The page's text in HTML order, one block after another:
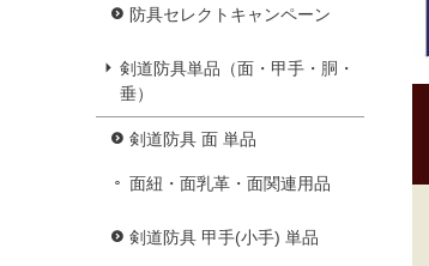
防具セレクトキャンペーン
剣道防具単品（面・甲手・胴・
垂）
剣道防具 面 単品
面紐・面乳革・面関連用品
剣道防具 甲手(小手) 単品